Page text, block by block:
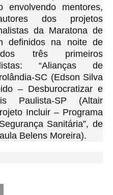
envolvendo mentores,
dos projetos
da Maratona de
definidos na noite de
três primeiros
“Alianças de
SC (Edson Silva
– Desburocratizar e
Paulista-SP (Altair
Incluir – Programa
Sanitária”, de
Belens Moreira).